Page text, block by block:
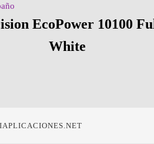
EcoPower 10100
White